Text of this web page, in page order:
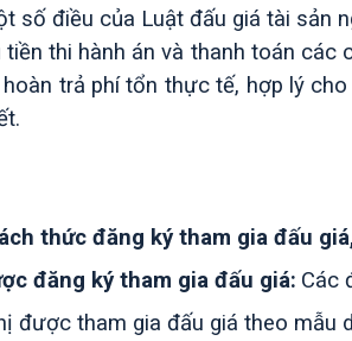
số điều của Luật đấu giá tài sản
tiền thi hành án và thanh toán
trả phí tổn thực tế, hợp lý
thức đăng ký tham gia đấu
đăng ký tham gia đấu giá: Các
được tham gia đấu giá theo mẫu